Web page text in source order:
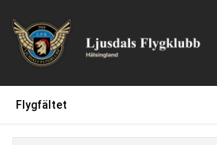
Flygfältet